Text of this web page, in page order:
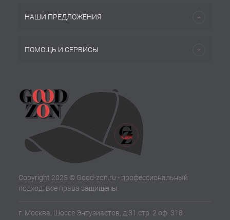
НАШИ ПРЕДЛОЖЕНИЯ
ПОМОЩЬ И СЕРВИСЫ
Copyright 2025 © Good-zon.ru - профессиональный
подход. Все права защищены.
г. Москва, Шоссе Энтузиастов, д.31 стр. 2 оф. 318